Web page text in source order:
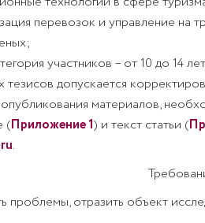
перевозок и управление на
участников – от 10 до 14
тезисов допускается
материалов,
(Приложение 1) и текст статьи (
.
отразить объект